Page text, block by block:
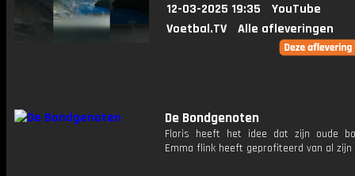
12-03-2025 19:35
YouTube
Voetbal.TV
Alle afleveringen
De Bondgenoten
Floris heeft het idee dat zijn oude
Emma flink heeft geprofiteerd van al zijn